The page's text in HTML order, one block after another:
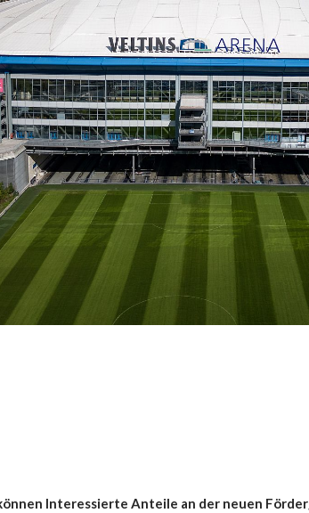
Interessierte Anteile an der neuen